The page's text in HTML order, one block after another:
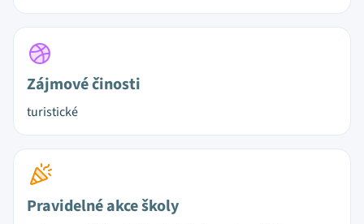
Zájmové činosti
turistické
Pravidelné akce školy